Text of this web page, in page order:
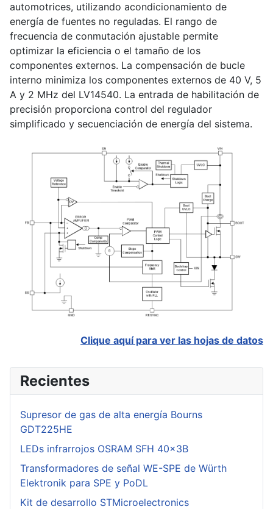
automotrices, utilizando acondicionamiento de
energía de fuentes no reguladas. El rango de
frecuencia de conmutación ajustable permite
optimizar la eficiencia o el tamaño de los
componentes externos. La compensación de bucle
interno minimiza los componentes externos de 40 V, 5
A y 2 MHz del LV14540. La entrada de habilitación de
precisión proporciona control del regulador
simplificado y secuenciación de energía del sistema.
Clique aquí para ver las hojas de datos
Recientes
Supresor de gas de alta energía Bourns
GDT225HE
LEDs infrarrojos OSRAM SFH 40x3B
Transformadores de señal WE-SPE de Würth
Elektronik para SPE y PoDL
Kit de desarrollo STMicroelectronics